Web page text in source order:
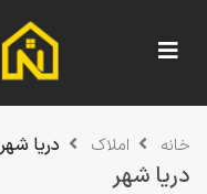
خانه املاک دریا شهر
دریا شهر